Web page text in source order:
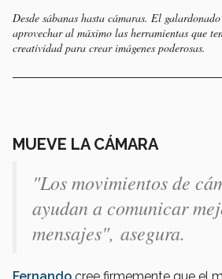
Desde sábanas hasta cámaras. El
aprovechar al máximo las herramientas que
creatividad para crear imágenes poderosas.
MUEVE LA CÁMARA
"Los movimientos de
ayudan a comunicar
mensajes", asegura.